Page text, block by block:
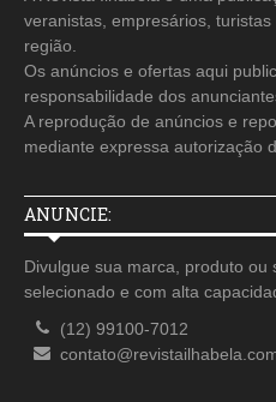
veranistas, empresários,
região.
Os anúncios e ofertas aqui
responsabilidade dos
A reprodução de anúncios e
mediante expressa autorização
ANUNCIE:
Divulgue sua marca, produto ou
selecionado e com alta
(12) 99100-7012